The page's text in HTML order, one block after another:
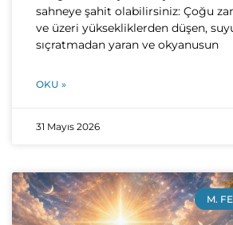
sahneye şahit olabilirsiniz: Çoğu
ve üzeri yüksekliklerden düşen,
sıçratmadan yaran ve okyanusun
OKU »
31 Mayıs 2026
M.